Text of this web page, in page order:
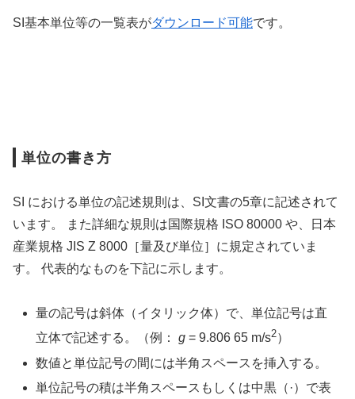
SI基本単位等の一覧表がダウンロード可能です。
単位の書き方
SI における単位の記述規則は、SI文書の5章に記述されて
います。 また詳細な規則は国際規格 ISO 80000 や、日本
産業規格 JIS Z 8000［量及び単位］に規定されていま
す。 代表的なものを下記に示します。
量の記号は斜体（イタリック体）で、単位記号は直
立体で記述する。（例：g = 9.806 65 m/s2）
数値と単位記号の間には半角スペースを挿入する。
単位記号の積は半角スペースもしくは中黒（·）で表